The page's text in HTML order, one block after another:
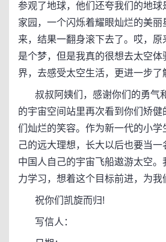
参观了地球，他们还夸我们的地球
家园，一个闪烁着耀眼灿烂的美
来，结果一翻身滚下去了。哎，原
是个梦，但是我真的很想去太空体
界，去感受太空生活，更进一步了
叔叔阿姨们，感谢你们的勇气
的宇宙空间站里再次看到你们矫
们灿烂的笑容。作为新一代的小学
己的远大理想，长大以后也要当一
中国人自己的宇宙飞船遨游太空。
力学习，想着这个目标前进，为我
祝你们凯旋而归!
写信人：